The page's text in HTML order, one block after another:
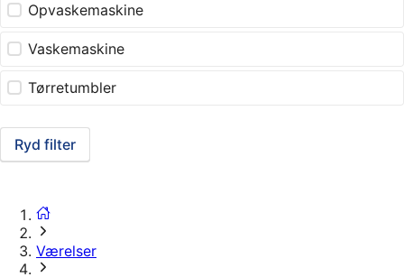
Opvaskemaskine
Vaskemaskine
Tørretumbler
Ryd filter
Værelser